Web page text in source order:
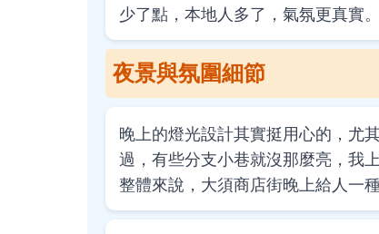
少了點，本地人多了，氣氛更真實。
夜景與氛圍細節
晚上的燈光設計其實挺用心的，尤
過，有些分支小巷就沒那麼亮，我
整體來說，大須商店街晚上給人一